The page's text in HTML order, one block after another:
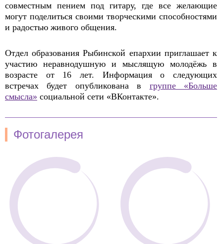
совместным пением под гитару, где все желающие
могут поделиться своими творческими способностями
и радостью живого общения.
Отдел образования Рыбинской епархии приглашает к
участию неравнодушную и мыслящую молодёжь в
возрасте от 16 лет. Информация о следующих
встречах будет опубликована в группе «Больше
смысла» социальной сети «ВКонтакте».
Фотогалерея